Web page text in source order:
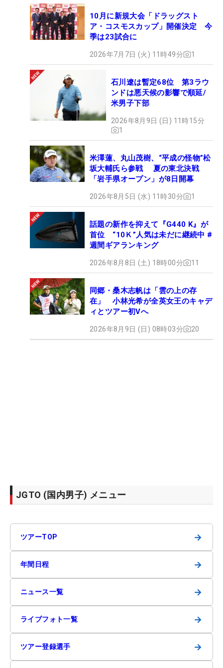
10月に新規大会「ドラッグスト
ア・コスモスカップ」開催決定 今
季は23試合に
2026年7月7日 (火) 11時49分 1
石川遼は暫定68位 第3ラウ
ンドは悪天候の影響で順延/
米男子下部
2026年8月9日 (日) 11時15分
1
米澤蓮、丸山茂樹、“平成の怪物”松
坂大輔氏ら参戦 夏の東北決戦
「岩手県オープン」が8日開幕
2026年8月5日 (水) 11時30分 1
話題の新作を抑えて『G440 K』が
首位 “10Ｋ”人気は未だに継続中 #
週間ギアランキング
2026年8月8日 (土) 18時00分 11
同郷・桑木志帆は「雲の上の存
在」 小林光希が全英女王のキャデ
ィとツアー初Vへ
2026年8月9日 (日) 08時03分 20
JGTO (国内男子) メニュー
ツアーTOP →
年間日程 →
ニュース一覧 →
ライブフォト一覧 →
ツアー登録選手 →